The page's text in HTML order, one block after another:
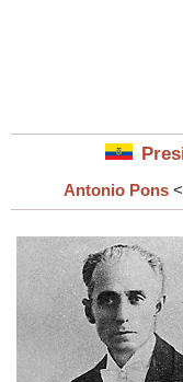
Antonio Pons <